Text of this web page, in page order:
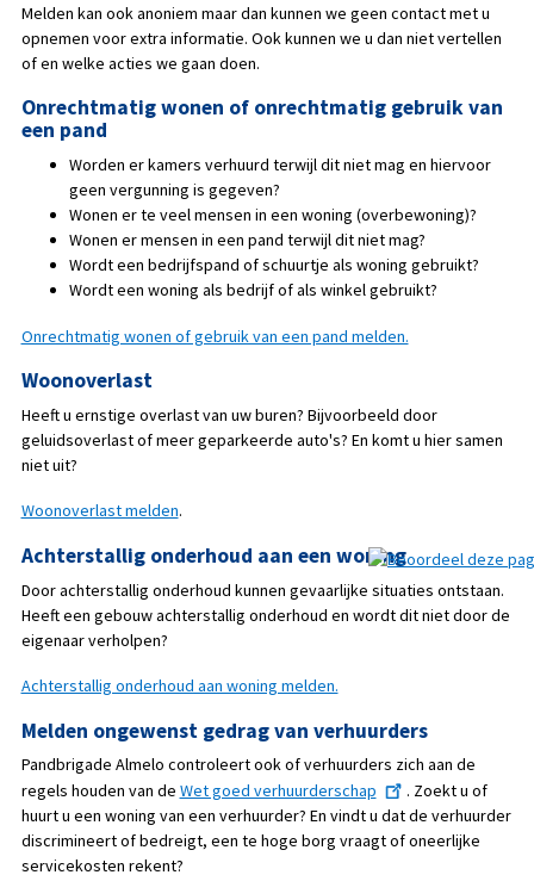
Melden kan ook anoniem maar dan kunnen we geen contact met u
opnemen voor extra informatie. Ook kunnen we u dan niet vertellen
of en welke acties we gaan doen.
Onrechtmatig wonen of onrechtmatig gebruik van
een pand
Worden er kamers verhuurd terwijl dit niet mag en hiervoor
geen vergunning is gegeven?
Wonen er te veel mensen in een woning (overbewoning)?
Wonen er mensen in een pand terwijl dit niet mag?
Wordt een bedrijfspand of schuurtje als woning gebruikt?
Wordt een woning als bedrijf of als winkel gebruikt?
Onrechtmatig wonen of gebruik van een pand melden.
Woonoverlast
Heeft u ernstige overlast van uw buren? Bijvoorbeeld door
geluidsoverlast of meer geparkeerde auto's? En komt u hier samen
niet uit?
Woonoverlast melden.
Achterstallig onderhoud aan een woning
Door achterstallig onderhoud kunnen gevaarlijke situaties ontstaan.
Heeft een gebouw achterstallig onderhoud en wordt dit niet door de
eigenaar verholpen?
Achterstallig onderhoud aan woning melden.
Melden ongewenst gedrag van verhuurders
Pandbrigade Almelo controleert ook of verhuurders zich aan de
regels houden van de Wet goed verhuurderschap
. Zoekt u of
huurt u een woning van een verhuurder? En vindt u dat de verhuurder
discrimineert of bedreigt, een te hoge borg vraagt of oneerlijke
servicekosten rekent?